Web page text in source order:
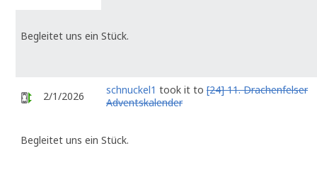
Begleitet uns ein Stück.
2/1/2026 schnuckel1 took it to [24] 11. Drachenfelser
Adventskalender
Begleitet uns ein Stück.